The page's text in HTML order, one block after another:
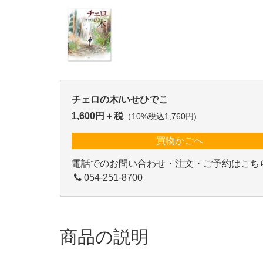
チェロの木/いせひでこ
1,600円＋税（10%税込1,760円)
買物かごへ
電話でのお問い合わせ・注文・ご予約はこち
054-251-8700
商品の説明